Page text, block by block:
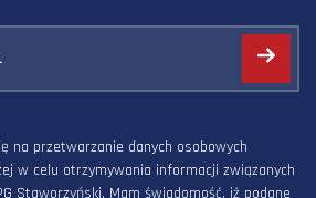
na przetwarzanie danych osobowych
w celu otrzymywania informacji związanych
Staworzyński. Mam świadomość, iż podane